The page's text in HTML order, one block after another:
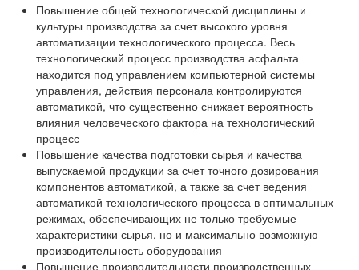
Повышение общей технологической дисциплины и
культуры производства за счет высокого уровня
автоматизации технологического процесса. Весь
технологический процесс производства асфальта
находится под управлением компьютерной системы
управления, действия персонала контролируются
автоматикой, что существенно снижает вероятность
влияния человеческого фактора на технологический
процесс
Повышение качества подготовки сырья и качества
выпускаемой продукции за счет точного дозирования
компонентов автоматикой, а также за счет ведения
автоматикой технологического процесса в оптимальных
режимах, обеспечивающих не только требуемые
характеристики сырья, но и максимально возможную
производительность оборудования
Повышение производительности производственных